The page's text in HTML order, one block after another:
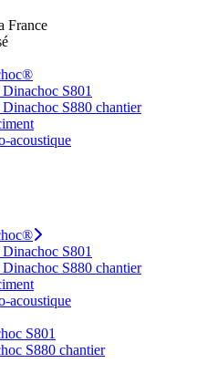
France
S801
Dinachoc S880 chantier
acoustique
S801
Dinachoc S880 chantier
acoustique
S801
S880 chantier